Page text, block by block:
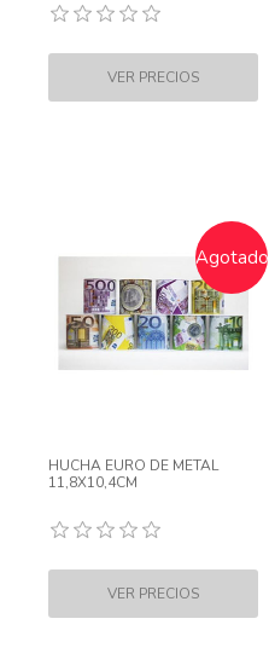
Agotado
HUCHA EURO DE METAL
11,8X10,4CM